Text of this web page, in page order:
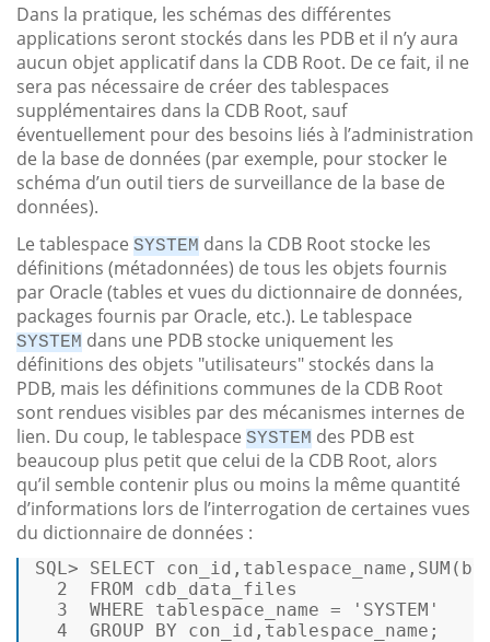
Dans la pratique, les schémas des différentes
applications seront stockés dans les PDB et il n’y aura
aucun objet applicatif dans la CDB Root. De ce fait, il ne
sera pas nécessaire de créer des tablespaces
supplémentaires dans la CDB Root, sauf
éventuellement pour des besoins liés à l’administration
de la base de données (par exemple, pour stocker le
schéma d’un outil tiers de surveillance de la base de
données).
Le tablespace SYSTEM dans la CDB Root stocke les
définitions (métadonnées) de tous les objets fournis
par Oracle (tables et vues du dictionnaire de données,
packages fournis par Oracle, etc.). Le tablespace
SYSTEM dans une PDB stocke uniquement les
définitions des objets "utilisateurs" stockés dans la
PDB, mais les définitions communes de la CDB Root
sont rendues visibles par des mécanismes internes de
lien. Du coup, le tablespace SYSTEM des PDB est
beaucoup plus petit que celui de la CDB Root, alors
qu’il semble contenir plus ou moins la même quantité
d’informations lors de l’interrogation de certaines vues
du dictionnaire de données :
SQL> SELECT con_id,tablespace_name, SUM
2
FROM cdb_data_files
3
WHERE tablespace_name =
'SYSTEM'
4
GROUP BY con_id,tablespace_name;